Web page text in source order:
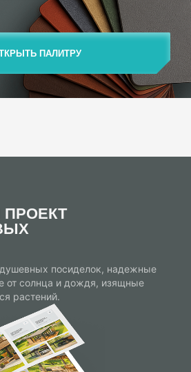
ПАЛИТРУ
посиделок, надежные
солнца и дождя, изящные
растений.